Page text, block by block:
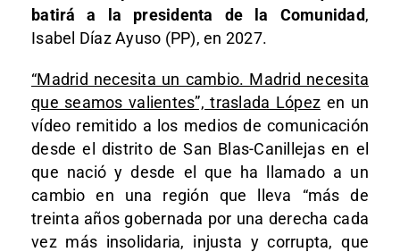
batirá a la presidenta de la Comunidad,
Isabel Díaz Ayuso (PP), en 2027.
“Madrid necesita un cambio. Madrid necesita
que seamos valientes”, traslada López en un
vídeo remitido a los medios de comunicación
desde el distrito de San Blas-Canillejas en el
que nació y desde el que ha llamado a un
cambio en una región que lleva “más de
treinta años gobernada por una derecha cada
vez más insolidaria, injusta y corrupta, que